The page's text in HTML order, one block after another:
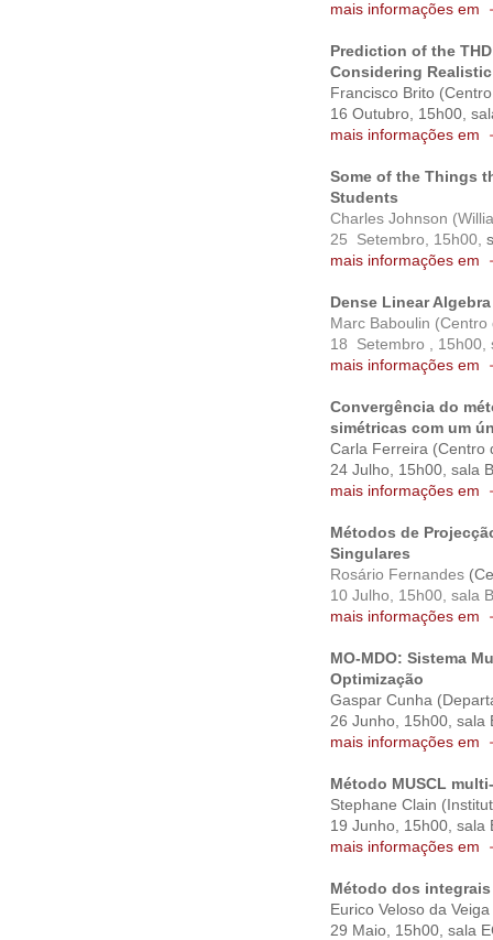
mais informações em
Prediction of the
Considering
Francisco Brito
16 Outubro, 15h00,
mais informações em
Some of the Things
Students
Charles Johnson
25 Setembro, 15h00,
mais informações em
Dense Linear
Marc Baboulin (Centro
18 Setembro , 15h00,
mais informações em
Convergência do
simétricas com um
Carla Ferreira (Centro
24 Julho, 15h00, sala
mais informações em
Métodos de
Singulares
Rosário Fernandes
10 Julho, 15h00, sala
mais informações em
MO-MDO: Sistema
Optimização
Gaspar Cunha
26 Junho, 15h00, sala
mais informações em
Método MUSCL
Stephane Clain
19 Junho, 15h00, sala
mais informações em
Método dos
Eurico Veloso da
29 Maio, 15h00, sala